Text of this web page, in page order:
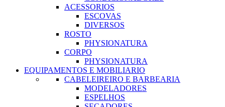
ACESSORIOS
ESCOVAS
DIVERSOS
ROSTO
PHYSIONATURA
CORPO
PHYSIONATURA
EQUIPAMENTOS E MOBILIARIO
CABELEIREIRO E BARBEARIA
MODELADORES
ESPELHOS